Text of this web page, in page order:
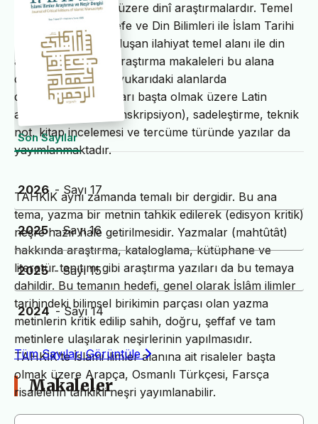
ilimler başta olmak üzere dinî araştırmalardır. Temel
İslam Bilimleri, Felsefe ve Din Bilimleri ile İslam Tarihi
ve Sanatları’ndan oluşan ilahiyat temel alanı ile din
alanındaki bilimsel araştırma makaleleri bu alana
dâhildir. TAHKİK’te yukarıdaki alanlarda
değerlendirme yazıları başta olmak üzere Latin
alfabesine nakil (transkripsiyon), sadeleştirme, teknik
not, kitap incelemesi ve tercüme türünde yazılar da
yayımlanmaktadır.
TAHKİK aynı zamanda temalı bir dergidir. Bu ana
tema, yazma bir metnin tahkik edilerek (edisyon kritik)
neşre hazır hale getirilmesidir. Yazmalar (mahtûtât)
hakkında araştırma, kataloglama, kütüphane ve
literatür tanıtımı gibi araştırma yazıları da bu temaya
dahildir. Bu temanın hedefi, genel olarak İslâm ilimler
tarihindeki bilimsel birikimin parçası olan yazma
metinlerin kritik edilip sahih, doğru, şeffaf ve tam
metinlere ulaşılarak neşirlerinin yapılmasıdır.
TAHKİK’te İslami ilimler alanına ait risaleler başta
olmak üzere Arapça, Osmanlı Türkçesi, Farsça
risalelerin tahkikli neşri yayımlanabilir.
Son Sayılar
2026 - Sayı 17
2025 - Sayı 16
2025 - Sayı 15
2024 - Sayı 14
Tüm Sayıları Görüntüle
Makaleler